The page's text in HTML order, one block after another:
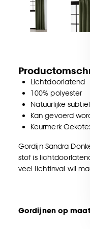
Lichtdoorlatend
100% polyester
Natuurlijke
Kan gevoerd
Keurmerk
Gordijn Sandra
stof is
veel lichtinval wil
Gordijnen op